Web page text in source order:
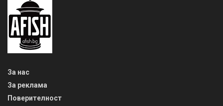
За нас
За реклама
Поверителност